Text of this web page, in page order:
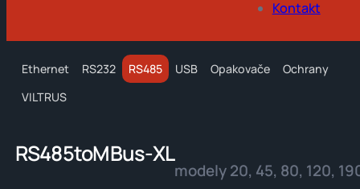
Kontakt
Ethernet RS232 RS485 USB Opakovače
Ochrany
VILTRUS
RS485toMBus-XL
modely 20, 45, 80, 120,